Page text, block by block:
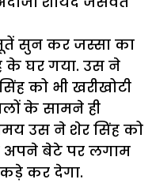
सुन कर जस्सा का
के घर गया. उस ने
को भी खरीखोटी
के सामने ही
उस ने शेर सिंह को
अपने बेटे पर लगाम
कर देगा.